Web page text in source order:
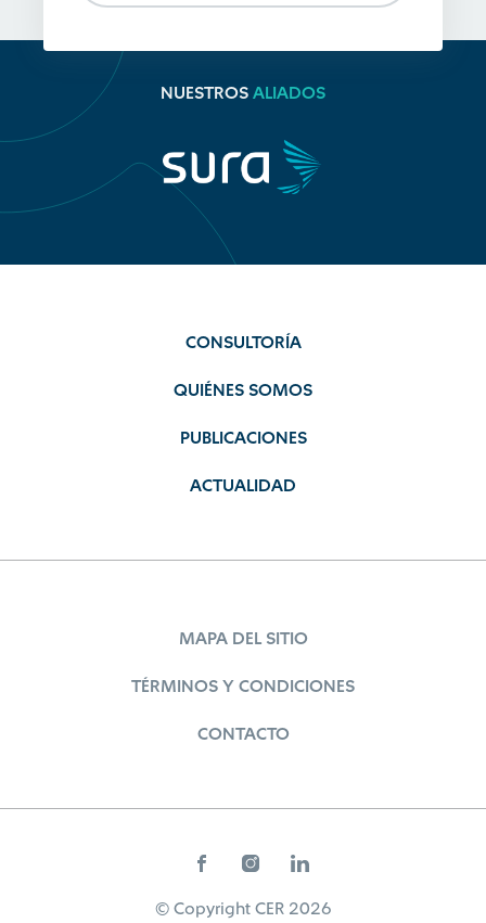
NUESTROS ALIADOS
CONSULTORÍA
QUIÉNES SOMOS
PUBLICACIONES
ACTUALIDAD
MAPA DEL SITIO
TÉRMINOS Y CONDICIONES
CONTACTO
© Copyright CER 2026